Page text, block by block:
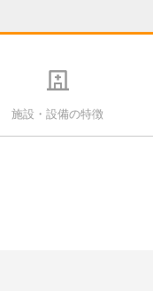
施設・設備の特徴